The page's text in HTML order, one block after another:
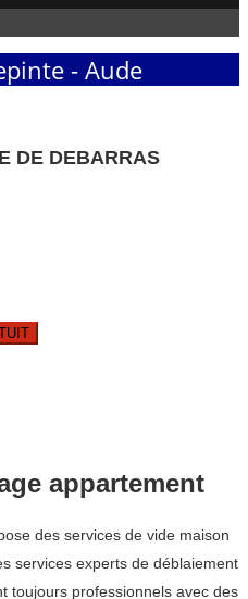
- Aude
DE DEBARRAS
appartement
des services de vide maison
services experts de déblaiement
toujours professionnels avec des